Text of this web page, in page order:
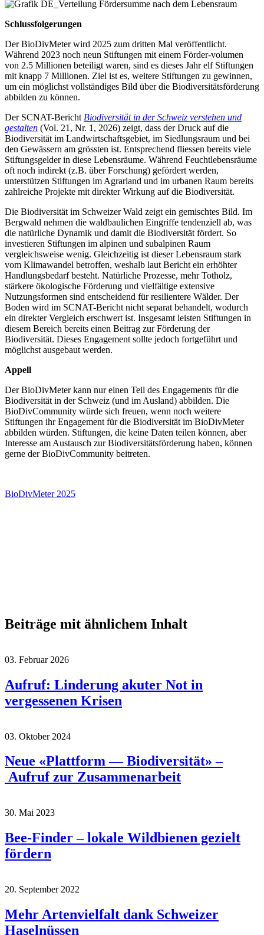
Schlussfolgerungen
Der BioDivMeter wird 2025 zum dritten Mal veröffentlicht.
Während 2023 noch neun Stiftungen mit einem Förder-volumen
von 2.5 Millionen beteiligt waren, sind es dieses Jahr elf Stiftungen
mit knapp 7 Millionen. Ziel ist es, weitere Stiftungen zu gewinnen,
um ein möglichst vollständiges Bild über die Biodiversitätsförderung
abbilden zu können.
Der SCNAT-Bericht Biodiversität in der Schweiz verstehen und
gestalten (Vol. 21, Nr. 1, 2026) zeigt, dass der Druck auf die
Biodiversität im Landwirtschaftsgebiet, im Siedlungsraum und bei
den Gewässern am grössten ist. Entsprechend fliessen bereits viele
Stiftungsgelder in diese Lebensräume. Während Feuchtlebensräume
oft noch indirekt (z.B. über Forschung) gefördert werden,
unterstützen Stiftungen im Agrarland und im urbanen Raum bereits
zahlreiche Projekte mit direkterWirkung auf die Biodiversität.
Die Biodiversität im Schweizer Wald zeigt ein gemischtes Bild. Im
Bergwald nehmen die waldbaulichen Eingriffe tendenziell ab, was
die natürliche Dynamik und damit die Biodiversität fördert. So
investieren Stiftungen im alpinen und subalpinen Raum
vergleichsweise wenig. Gleichzeitig ist dieser Lebensraum stark
vom Klimawandel betroffen, weshalb laut Bericht ein erhöhter
Handlungsbedarf besteht. Natürliche Prozesse, mehr Totholz,
stärkere ökologische Förderung und vielfältige extensive
Nutzungsformen sind entscheidend für resilientere Wälder. Der
Boden wird im SCNAT-Bericht nicht separat behandelt, wodurch
ein direkter Vergleich erschwert ist. Insgesamt leisten Stiftungen in
diesem Bereich bereits einen Beitrag zur Förderung der
Biodiversität. Dieses Engagement sollte jedoch fortgeführt und
möglichst ausgebaut werden.
Appell
Der BioDivMeter kann nur einen Teil des Engagements für die
Biodiversität in der Schweiz (und im Ausland) abbilden. Die
BioDivCommunity würde sich freuen, wenn noch weitere
Stiftungen ihr Engagement für die Biodiversität im BioDivMeter
abbilden würden. Stiftungen, die keine Daten teilen können, aber
Interesse am Austausch zur Biodiversitätsförderung haben, können
gerne der BioDivCommunity beitreten.
BioDivMeter 2025
Beiträge mit ähnlichem Inhalt
03. Februar 2026
Aufruf: Linderung akuter Not in
vergessenen Krisen
03. Oktober 2024
Neue «Plattform — Biodiversität» –
Aufruf zur Zusammenarbeit
30. Mai 2023
Bee-Finder – lokale Wildbienen gezielt
fördern
20. September 2022
Mehr Artenvielfalt dank Schweizer
Haselnüssen